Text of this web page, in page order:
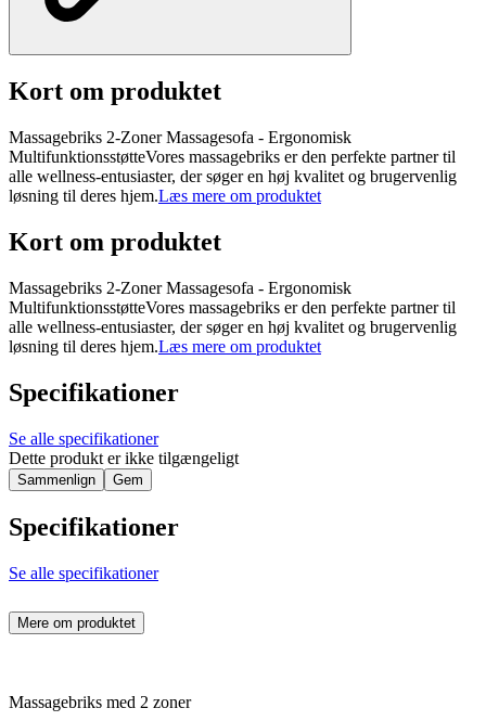
Kort om produktet
Massagebriks 2-Zoner Massagesofa - Ergonomisk
MultifunktionsstøtteVores massagebriks er den perfekte partner til
alle wellness-entusiaster, der søger en høj kvalitet og brugervenlig
løsning til deres hjem.Læs mere om produktet
Kort om produktet
Massagebriks 2-Zoner Massagesofa - Ergonomisk
MultifunktionsstøtteVores massagebriks er den perfekte partner til
alle wellness-entusiaster, der søger en høj kvalitet og brugervenlig
løsning til deres hjem.Læs mere om produktet
Specifikationer
Se alle specifikationer
Dette produkt er ikke tilgængeligt
Sammenlign Gem
Specifikationer
Se alle specifikationer
Mere om produktet
Massagebriks med 2 zoner